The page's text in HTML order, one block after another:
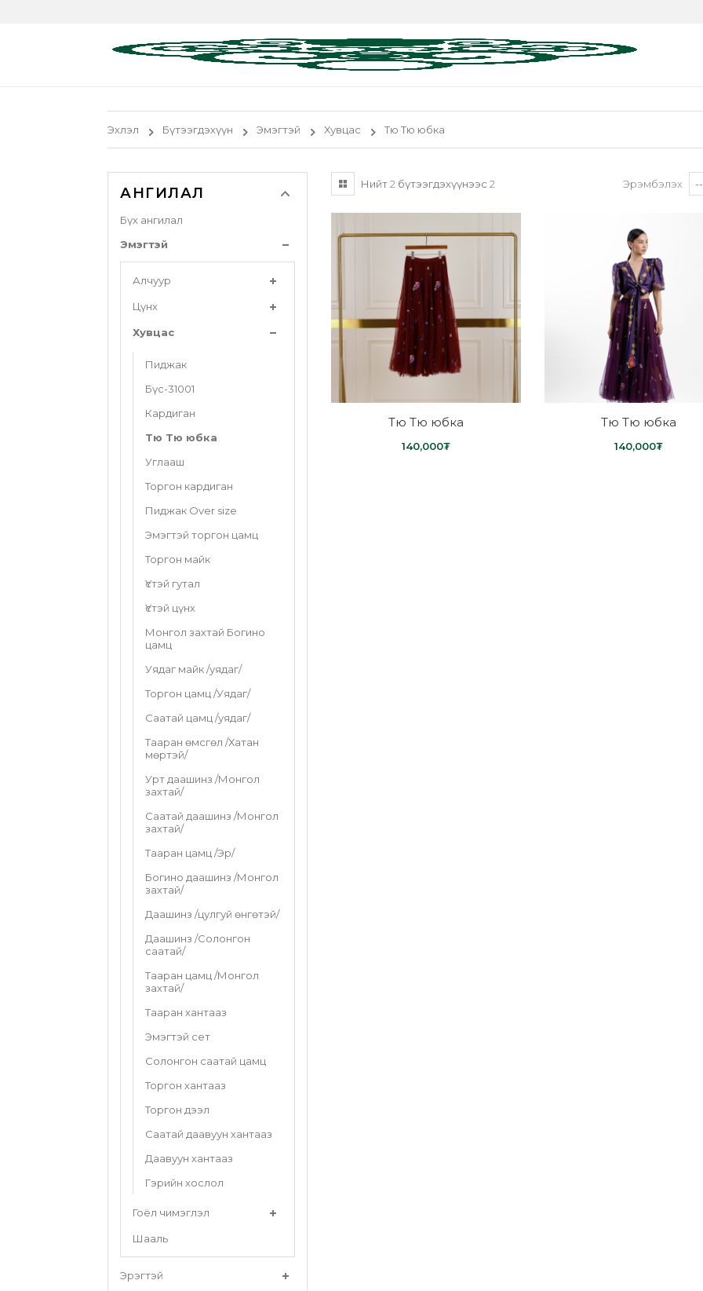
Эхлэл Бүтээгдэхүүн Эмэгтэй Хувцас Тю Тю юбка
АНГИЛАЛ
Бүх ангилал
Эмэгтэй
Алчуур
Цүнх
Хувцас
Пиджак
Бүс-31001
Кардиган
Тю Тю юбка
Углааш
Торгон кардиган
Пиджак Over size
Эмэгтэй торгон цамц
Торгон майк
Үстэй гутал
Үстэй цүнх
Монгол захтай Богино
цамц
Уядаг майк /уядаг/
Торгон цамц /Уядаг/
Саатай цамц /уядаг/
Тааран өмсгөл /Хатан
мөртэй/
Урт даашинз /Монгол
захтай/
Саатай даашинз /Монгол
захтай/
Тааран цамц /Эр/
Богино даашинз /Монгол
захтай/
Даашинз /цулгуй өнгөтэй/
Даашинз /Солонгон
саатай/
Тааран цамц /Монгол
захтай/
Тааран хантааз
Эмэгтэй сет
Солонгон саатай цамц
Торгон хантааз
Торгон дээл
Саатай даавуун хантааз
Даавуун хантааз
Гэрийн хослол
Гоёл чимэглэл
Шааль
Эрэгтэй
Нийт 2 бүтээгдэхүүнээс 2 Эрэмбэлэх
Тю Тю юбка
140,000₮
Тю Тю юбка
140,000₮